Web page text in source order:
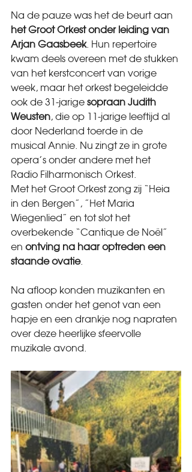
Na de pauze was het de beurt aan
het Groot Orkest onder leiding van
Arjan Gaasbeek. Hun repertoire
kwam deels overeen met de stukken
van het kerstconcert van vorige
week, maar het orkest begeleidde
ook de 31-jarige sopraan Judith
Weusten, die op 11-jarige leeftijd al
door Nederland toerde in de
musical Annie. Nu zingt ze in grote
opera’s onder andere met het
Radio Filharmonisch Orkest.
Met het Groot Orkest zong zij “Heia
in den Bergen”, ”Het Maria
Wiegenlied” en tot slot het
overbekende “Cantique de Noël”
en ontving na haar optreden een
staande ovatie.
Na afloop konden muzikanten en
gasten onder het genot van een
hapje en een drankje nog napraten
over deze heerlijke sfeervolle
muzikale avond.